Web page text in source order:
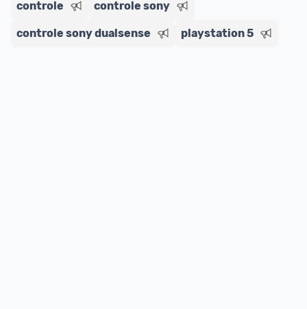
controle
controle sony
controle sony dualsense playstation 5